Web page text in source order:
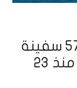
بيانات للأمم المتحدة: 57 سفينة
أبحرت من مضيق هرمز منذ 23